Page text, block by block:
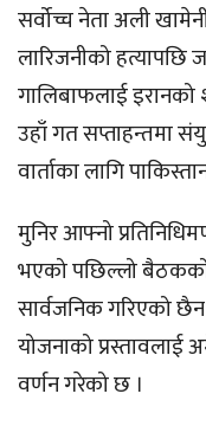
सर्वोच्च नेता अली
लारिजनीको हत्यापछि
गालिबाफलाई इरानको
उहाँ गत सप्ताहन्तमा
वार्ताका लागि
मुनिर आफ्नो
भएको पछिल्लो
सार्वजनिक गरिएको
योजनाको प्रस्तावलाई
वर्णन गरेको छ ।